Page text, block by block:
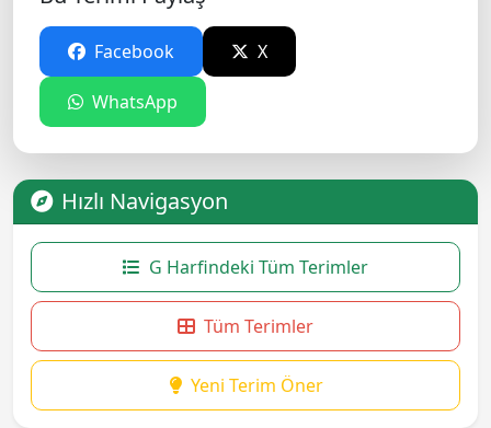
Facebook X
WhatsApp
Hızlı Navigasyon
G Harfindeki Tüm Terimler
Tüm Terimler
Yeni Terim Öner